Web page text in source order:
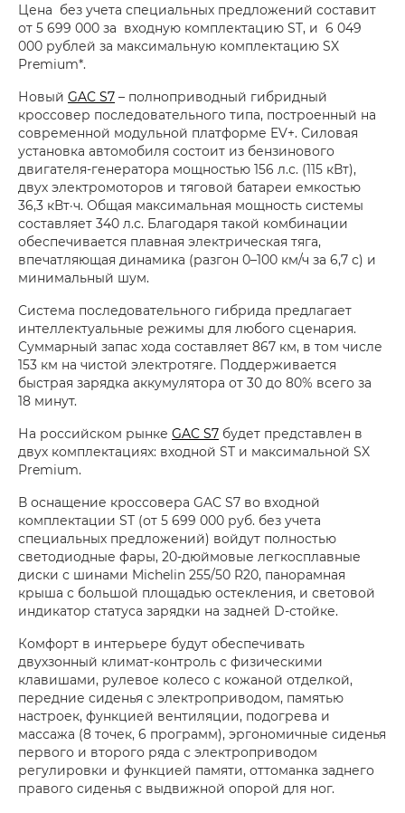
Цена без учета специальных предложений составит
от 5 699 000 за входную комплектацию ST, и 6 049
000 рублей за максимальную комплектацию SX
Premium*.
Новый GAC S7 – полноприводный гибридный
кроссовер последовательного типа, построенный на
современной модульной платформе EV+. Силовая
установка автомобиля состоит из бензинового
двигателя-генератора мощностью 156 л.с. (115 кВт),
двух электромоторов и тяговой батареи емкостью
36,3 кВт·ч. Общая максимальная мощность системы
составляет 340 л.с. Благодаря такой комбинации
обеспечивается плавная электрическая тяга,
впечатляющая динамика (разгон 0–100 км/ч за 6,7 с) и
минимальный шум.
Система последовательного гибрида предлагает
интеллектуальные режимы для любого сценария.
Суммарный запас хода составляет 867 км, в том числе
153 км на чистой электротяге. Поддерживается
быстрая зарядка аккумулятора от 30 до 80% всего за
18 минут.
На российском рынке GAC S7 будет представлен в
двух комплектациях: входной ST и максимальной SX
Premium.
В оснащение кроссовера GAC S7 во входной
комплектации ST (от 5 699 000 руб. без учета
специальных предложений) войдут полностью
светодиодные фары, 20-дюймовые легкосплавные
диски с шинами Michelin 255/50 R20, панорамная
крыша с большой площадью остекления, и световой
индикатор статуса зарядки на задней D-стойке.
Комфорт в интерьере будут обеспечивать
двухзонный климат-контроль с физическими
клавишами, рулевое колесо с кожаной отделкой,
передние сиденья с электроприводом, памятью
настроек, функцией вентиляции, подогрева и
массажа (8 точек, 6 программ), эргономичные сиденья
первого и второго ряда с электроприводом
регулировки и функцией памяти, оттоманка заднего
правого сиденья с выдвижной опорой для ног.